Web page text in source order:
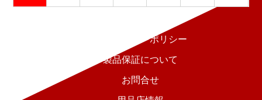
プライバシーポリシー
製品保証について
お問合せ